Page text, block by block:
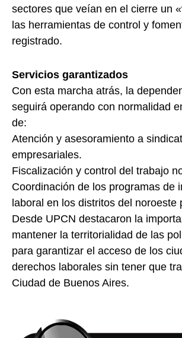
sectores que veían en el cierre un
las herramientas de control y
registrado.
Servicios garantizados
Con esta marcha atrás, la
seguirá operando con normalidad
de:
Atención y asesoramiento a
empresariales.
Fiscalización y control del trabajo
Coordinación de los programas de
laboral en los distritos del noroeste
Desde UPCN destacaron la
mantener la territorialidad de las
para garantizar el acceso de los
derechos laborales sin tener que
Ciudad de Buenos Aires.